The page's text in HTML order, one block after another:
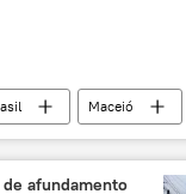
Maceió
desabamento
Brasil
afundamento